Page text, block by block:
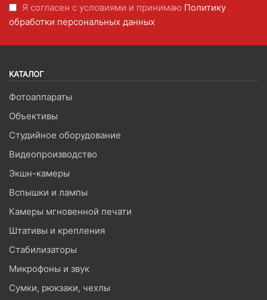
Я согласен с условиями и принимаю Политику
обработки персональных данных
КАТАЛОГ
Фотоаппараты
Объективы
Студийное оборудование
Видеопроизводство
Экшн-камеры
Вспышки и лампы
Камеры мгновенной печати
Штативы и крепления
Стабилизаторы
Микрофоны и звук
Сумки, рюкзаки, чехлы